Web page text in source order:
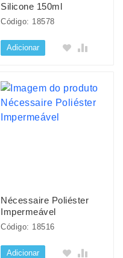
Silicone 150ml
Código: 18578
Adicionar
Nécessaire Poliéster
Impermeável
Código: 18516
Adicionar